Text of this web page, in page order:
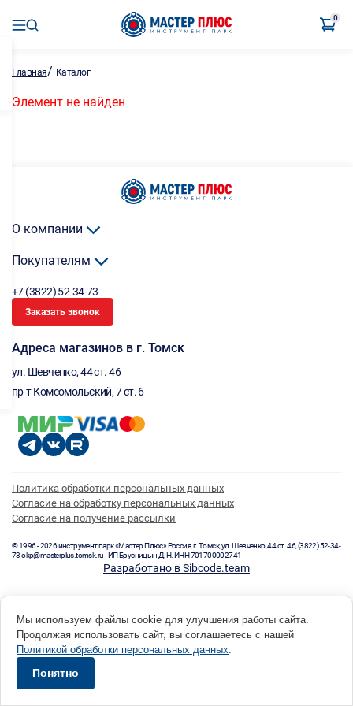
0
Главная/ Каталог
Элемент не найден
О компании
Покупателям
+7 (3822) 52-34-73
Заказать звонок
Адреса магазинов в г. Томск
ул. Шевченко, 44 ст. 46
пр-т Комсомольский, 7 ст. 6
Политика обработки персональных данных
Согласие на обработку персональных данных
Согласие на получение рассылки
© 1996 - 2026 инструмент парк «Мастер Плюс» Россия, г. Томск, ул. Шевченко, 44 ст. 46, (3822) 52-34-
73 okp@masterplus.tomsk.ru ИП Брусницын Д.Н. ИНН 701700002741
Разработано в Sibcode.team
Мы используем файлы cookie для улучшения работы сайта.
Продолжая использовать сайт, вы соглашаетесь с нашей
Политикой обработки персональных данных.
Понятно